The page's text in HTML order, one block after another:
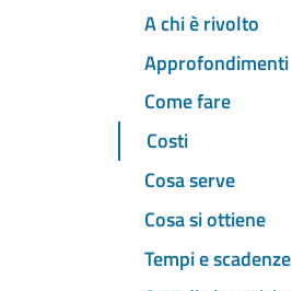
A chi è rivolto
Approfondimenti
Come fare
Costi
Cosa serve
Cosa si ottiene
Tempi e scadenze